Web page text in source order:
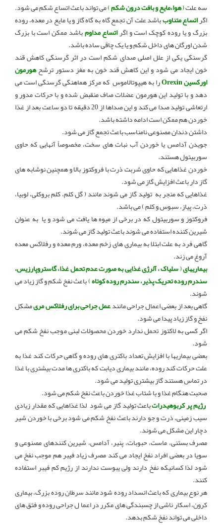
سه علت(هوا،مایع و بافت درون شکم)می تواند باعث اتساع شکم می شود.
اگراتساع متناوبباشد علت آن تجمع گاه به گاه گاز و یا مایع در معده، روده
بزرگ و یا روده کوچک است و اگراتساع مداومباشد ممکن است با بزرگ
شدن اورگان های داخل شکم و یا یک چاقی ساده باشد.
گرسنگی یکی از علل اصلی صدای شکم است در اثر گرسنگی کاهش قند
خون ایجاد می شود و این کاهش قند خون به مغز دستور ترشحهورمون
اورکسین Orexin
را به هیپوتالاموس که مرکز هماهنگی گرسنگی است می
دهد و با تولید این هورمون عضلات صاف منقبض شده و با حرکات مدور و
ارتعاشی تولید صدا می کند و این صداها از 20 دقیقه تا دو ساعت بعد از غذا
خوردن هم ممکن است ادامه داشته باشد.
داشتن دندان مصنوعی نامناسب باعث تجمع گاز می شود.
جویدن آدامس یا خوردن آب نبات های سخت، مخصوصاً آنهایی که حاوی
سوربیتول هستند.
خوردن غذاهایی که حاوی شربت ذرت با فروکتوز بالا و همچنین نوشابه های
گاز دار باعث افزایش گاز می شود.
غذاهایی که منجر به تولید گاز می شوند مانند ( گل کلم، کلم بروکلی، لوبیا،
ذرت، پیاز، سبوس و کلم ) می باشد.
فروکتوز و سوربیتول که در برخی از میوه ها یافت می شود و یا به عنوان
شیرین کننده استفاده می شوند باعث تولید گاز می شوند.
گاهی فرد به علت ابتلا به بیماری های زخم معده، ورم معده و رفلاکس معده
آروغ می زند.
بیماریهای(سلیاک ، آلرژی غذایی به صورت عدم تحمل غذا، گاستروپارزیس،
سندرم روده تحریک پذیر، سندرم روده کوتاه)باعث نفخ شکم و گاز زیاد می
شوند.
گاهی بعد از بعضی اعمال جراحی مانندعمل جراحی برای رفلاکس مریمشکل
نفخ و گاز زیاد پیدا می شود.
اگر کسی به لاکتوز تحمل ندارد خوردن محصولات لبنی موجب نفخ شکم می
شود.
بعضی بیماریها با افزایش تعداد باکتری های روده و گاهی حرکات کند غذا به
علت حرکات کند روده، مانند بیماری دیابت که باکتری ها مدت بیشتری با غذا
در تماس هستند گاز بیشتری تولید می شود.
صحبت هنگام غذا و با شتاب غذا خوردن باعث نفخ شکم می شود.
رژیم پر کربوهیدراتباعث تولید گاز می شود لذا غذاهایی که مقدار زیادی
سیب زمینی، ذرت و جو دارند باعث نفخ شکم می شود برخی با خوردن شیر
دچار این مشکل می شوند.
مصرف بستنی، ماست، حبوبات، پنیر، آدامس، شیرین کنندهای مصنوعی و
سویا در بعضی افراد نفخ ایجاد می کند مصرف زیاد فیبر هم موجب نفخ می
شود لذا کسانیکه نفخ دارند ولی یبوست ندارند از رژیم کم فیبر استفاده
کنند.
هر نوع بیماری که باعث انسداد روده شود مانند سرطان روده بزرگ، بیماری
کرون، اسکار ناشی از چسبندگی های مکرر در اعما ل جراحی روده و فتق های
داخلی می تواند نفخ شکم بدهد.